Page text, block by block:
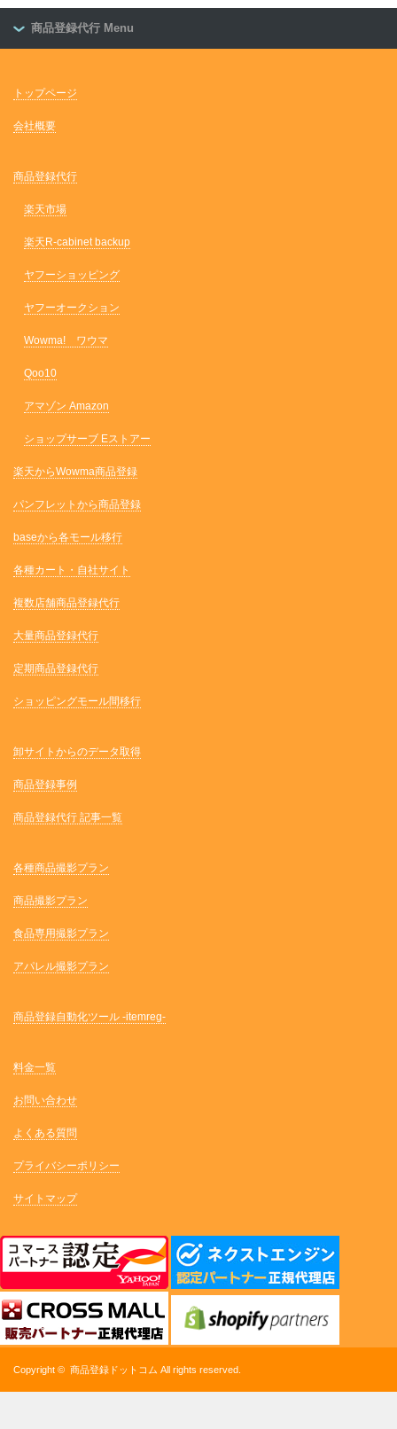
商品登録代行 Menu
トップページ
会社概要
商品登録代行
楽天市場
楽天R-cabinet backup
ヤフーショッピング
ヤフーオークション
Wowma! ワウマ
Qoo10
アマゾン Amazon
ショップサーブ Eストアー
楽天からWowma商品登録
パンフレットから商品登録
baseから各モール移行
各種カート・自社サイト
複数店舗商品登録代行
大量商品登録代行
定期商品登録代行
ショッピングモール間移行
卸サイトからのデータ取得
商品登録事例
商品登録代行 記事一覧
各種商品撮影プラン
商品撮影プラン
食品専用撮影プラン
アパレル撮影プラン
商品登録自動化ツール -itemreg-
料金一覧
お問い合わせ
よくある質問
プライバシーポリシー
サイトマップ
Copyright © 商品登録ドットコム All rights reserved.